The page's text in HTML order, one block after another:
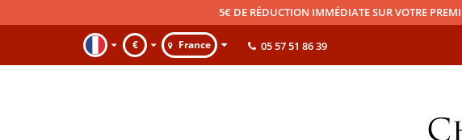
5€ DE RÉDUCTION IMMÉDIATE SUR VOTRE
€ France 05 57 51 86 39